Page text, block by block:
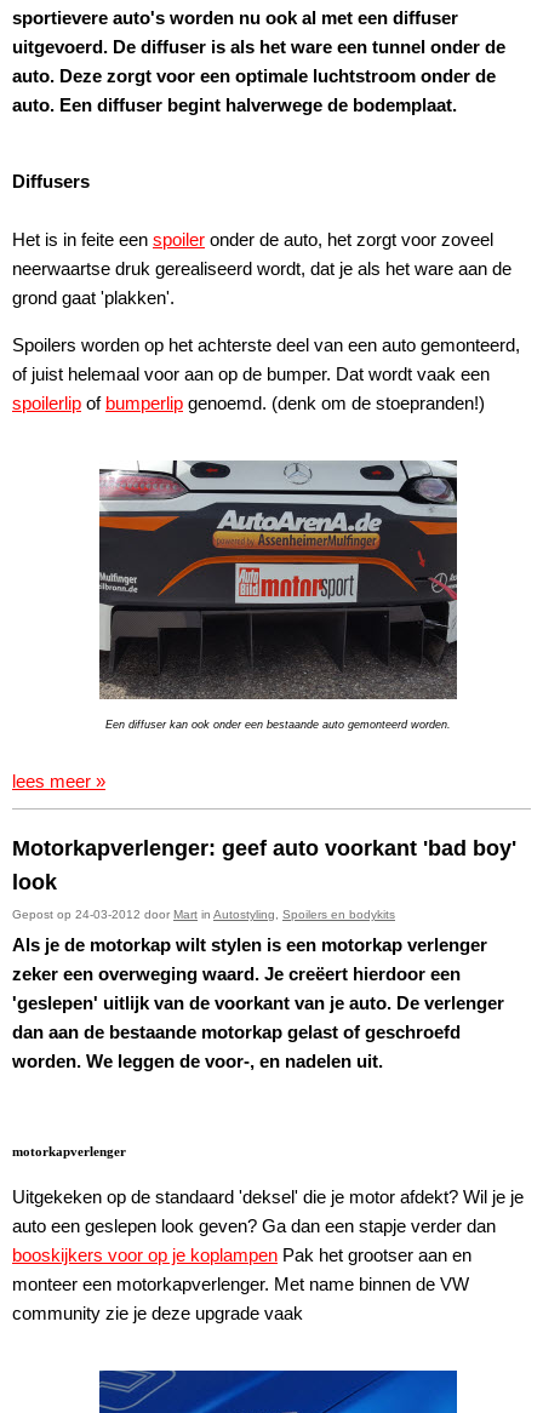
sportievere auto's worden nu ook al met een diffuser
uitgevoerd. De diffuser is als het ware een tunnel onder de
auto. Deze zorgt voor een optimale luchtstroom onder de
auto. Een diffuser begint halverwege de bodemplaat.
Diffusers
Het is in feite een spoiler onder de auto, het zorgt voor zoveel
neerwaartse druk gerealiseerd wordt, dat je als het ware aan de
grond gaat 'plakken'.
Spoilers worden op het achterste deel van een auto gemonteerd,
of juist helemaal voor aan op de bumper. Dat wordt vaak een
spoilerlip of bumperlip genoemd. (denk om de stoepranden!)
Een diffuser kan ook onder een bestaande auto gemonteerd worden.
lees meer »
Motorkapverlenger: geef auto voorkant 'bad boy'
look
Gepost op 24-03-2012 door Mart in Autostyling Spoilers en bodykits
Als je de motorkap wilt stylen is een motorkap verlenger
zeker een overweging waard. Je creëert hierdoor een
'geslepen' uitlijk van de voorkant van je auto. De verlenger
dan aan de bestaande motorkap gelast of geschroefd
worden. We leggen de voor-, en nadelen uit.
motorkapverlenger
Uitgekeken op de standaard 'deksel' die je motor afdekt? Wil je je
auto een geslepen look geven? Ga dan een stapje verder dan
booskijkers voor op je koplampen Pak het grootser aan en
monteer een motorkapverlenger. Met name binnen de VW
community zie je deze upgrade vaak